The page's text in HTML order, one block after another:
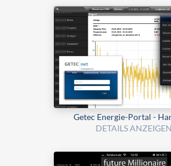
Getec Energie-Portal -
DETAILS ANZEIGEN